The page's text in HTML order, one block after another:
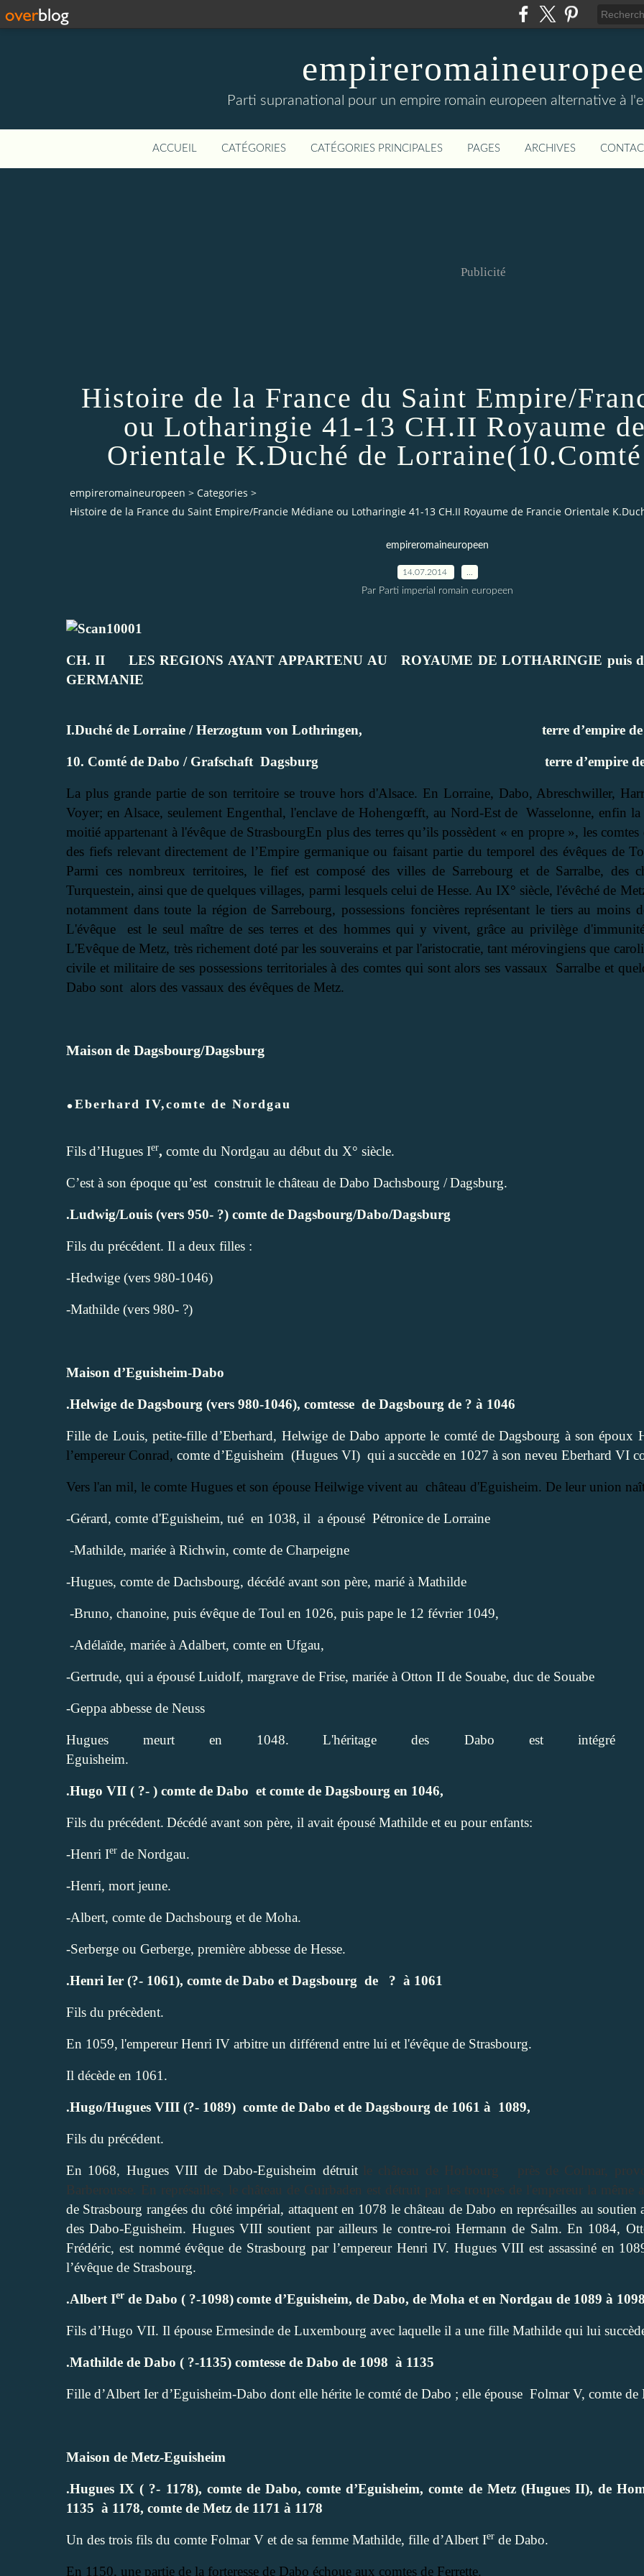
Parti supranational pour un empire romain europeen alternative à
ACCUEIL CATÉGORIES CATÉGORIES PRINCIPALES PAGES ARCHIVES
Publicité
Histoire de la France du Saint Empire/
ou Lotharingie 41-13 CH.II Royaume
Orientale K.Duché de
empireromaineuropeen > Categories >
Histoire de la France du Saint Empire/Francie Médiane ou Lotharingie 41-13 CH.II Royaume de Francie Orientale
empireromaineuropeen
14.07.2014
Par Parti imperial romain europeen
CH. II LES REGIONS AYANT APPARTENU AU
ROYAUME DE LOTHARINGIE puis
GERMANIE
I.Duché de Lorraine / Herzogtum von Lothringen, terre d’empire de
10. Comté de Dabo / Grafschaft Dagsburg terre d’empire
La plus grande partie de son territoire se trouve hors d'Alsace. En Lorraine, Dabo, Abreschwiller,
Voyer; en Alsace, seulement Engenthal, l'enclave de Hohengœfft, au Nord-Est de Wasselonne, enfin
moitié appartenant à l'évêque de StrasbourgEn plus des terres qu’ils possèdent « en propre », les
des fiefs relevant directement de l’Empire germanique ou faisant partie du temporel des évêques de
Parmi ces nombreux territoires, le fief est composé des villes de Sarrebourg et de Sarralbe, des
Turquestein, ainsi que de quelques villages, parmi lesquels celui de Hesse. Au IX° siècle, l'évêché de
notamment dans toute la région de Sarrebourg, possessions foncières représentant le tiers au moins
L'évêque
est le seul maître de ses terres et des hommes qui y vivent, grâce au privilège
L'Evêque de Metz, très richement doté par les souverains et par l'aristocratie, tant mérovingiens que
civile et militaire de ses possessions territoriales à des comtes qui sont alors ses vassaux
Sarralbe et
Dabo sont alors des vassaux des évêques de Metz.
Maison de Dagsbourg/Dagsburg
.Eberhard IV,comte de Nordgau
Filsd’Hugues Ier, comte du Nordgau au début du X° siècle.
C’est à son époque qu’est construit le château de Dabo Dachsbourg /Dagsburg.
.Ludwig/Louis (vers 950- ?) comte de Dagsbourg/Dabo/Dagsburg
Fils du précédent. Il a deux filles :
-Hedwige (vers 980-1046)
-Mathilde (vers 980- ?)
Maison d’Eguisheim-Dabo
.Helwige de Dagsbourg (vers 980-1046), comtesse de Dagsbourg de ? à 1046
Fille de Louis, petite-fille d’Eberhard, Helwige de Dabo apporte le comté de Dagsbourg à son époux
l’empereur Conrad, comte d’Eguisheim (Hugues VI) qui a succède en 1027 à son neveu Eberhard VI
Vers l'an mil, le comte Hugues et son épouse Heilwige vivent au château d'Eguisheim. De leur union
-Gérard, comte d'Eguisheim, tué en 1038, il a épousé Pétronice de Lorraine
-Mathilde, mariée à Richwin, comte de Charpeigne
-Hugues, comte de Dachsbourg, décédé avant son père, marié à Mathilde
-Bruno, chanoine, puis évêque de Toul en 1026, puis pape le 12 février 1049,
-Adélaïde, mariée à Adalbert, comte en Ufgau,
-Gertrude, qui a épousé Luidolf, margrave de Frise, mariée à Otton II de Souabe, duc de Souabe
-Geppa abbesse de Neuss
Hugues meurt en 1048.
L'héritage des Dabo est intégré
Eguisheim.
.Hugo VII ( ?- ) comte de Dabo et comte de Dagsbourg en 1046,
Fils du précédent. Décédé avant son père, il avait épousé Mathilde et eu pour enfants:
-Henri Ier de Nordgau.
-Henri, mort jeune.
-Albert, comte de Dachsbourg et de Moha.
-Serberge ou Gerberge, première abbesse de Hesse.
.Henri Ier (?- 1061), comte de Dabo et Dagsbourg de ? à 1061
Fils du précèdent.
En 1059, l'empereur Henri IV arbitre un différend entre lui et l'évêque de Strasbourg.
Il décède en 1061.
.Hugo/Hugues VIII (?- 1089) comte de Dabo et de Dagsbourg de 1061 à 1089,
Fils du précédent.
En 1068, Hugues VIII de Dabo-Eguisheim détruit le château de Horbourg près de Colmar,
Barberousse. En représailles, le château de Guirbaden est détruit par les troupes de l'empereur la même
de Strasbourg rangées du côté impérial, attaquent en 1078 le château de Dabo en représailles au soutien
des Dabo-Eguisheim. Hugues VIII soutient par ailleurs le contre-roi Hermann de Salm. En 1084,
Frédéric, est nommé évêque de Strasbourg par l’empereur Henri IV. Hugues VIII est assassiné en
l’évêque de Strasbourg.
.Albert Ier de Dabo ( ?-1098)comte d’Eguisheim, de Dabo, de Moha et en Nordgau de 1089 à 1098
Fils d’Hugo VII. Il épouse Ermesinde de Luxembourg avec laquelle il a une fille Mathilde qui lui
.Mathilde de Dabo ( ?-1135) comtesse de Dabo de 1098 à 1135
Fille d’Albert Ier d’Eguisheim-Dabo dont elle hérite le comté de Dabo ; elle épouse Folmar V, comte de
Maison de Metz-Eguisheim
.Hugues IX ( ?- 1178), comte de Dabo, comte d’Eguisheim, comte de Metz (Hugues II), de
1135 à 1178, comte de Metz de 1171 à 1178
Un des trois fils du comte Folmar V et de sa femme Mathilde, fille d’Albert Ier de Dabo.
En 1150, une partie de la forteresse de Dabo échoue aux comtes de Ferrette.